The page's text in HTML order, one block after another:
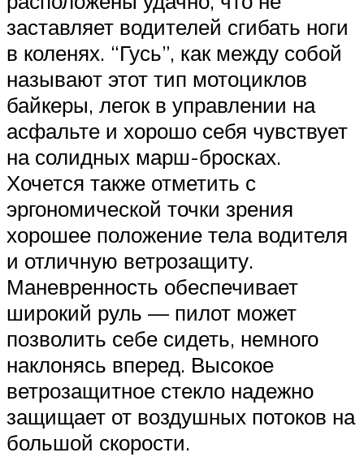
заставляет водителей сгибать ноги
в коленях. “Гусь”, как между собой
называют этот тип мотоциклов
байкеры, легок в управлении на
асфальте и хорошо себя чувствует
на солидных марш-бросках.
Хочется также отметить с
эргономической точки зрения
хорошее положение тела водителя
и отличную ветрозащиту.
Маневренность обеспечивает
широкий руль — пилот может
позволить себе сидеть, немного
наклонясь вперед. Высокое
ветрозащитное стекло надежно
защищает от воздушных потоков на
большой скорости.